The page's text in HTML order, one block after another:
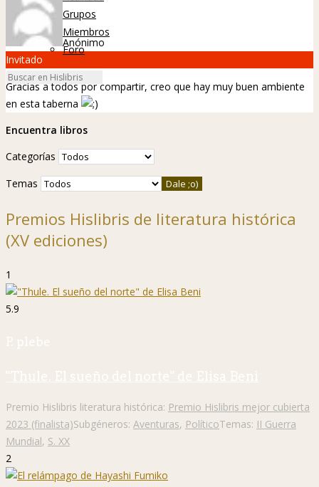
Grupos
Miembros
Foro
Anónimo
Invitado
Gracias a todos por compartir, creo que hay muy buen ambiente
en esta taberna
Encuentra libros
Categorías
Temas
Premios Hislibris de literatura histórica
(XV ediciones)
1
5.9
P. plebe
"Thule. El sueño del norte" de Elisa Beni
Premio Hislibris literatura histórica: Premio Hislibris mejor cubierta
2023 (finalista)Subgéneros: Aventuras, PolíticoTemas: II Guerra
Mundial, S. XX
2